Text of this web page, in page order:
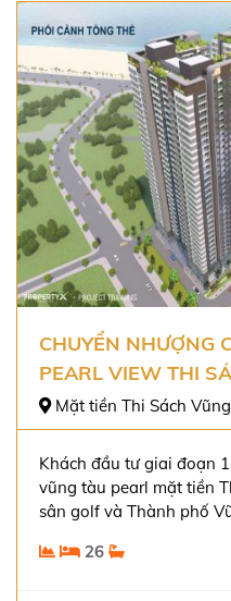
CHUYỂN NHƯỢNG
PEARL VIEW THI
Mặt tiền Thi Sách
Khách đầu tư giai đoạn
vũng tàu pearl mặt tiền
sân golf và Thành phố
26